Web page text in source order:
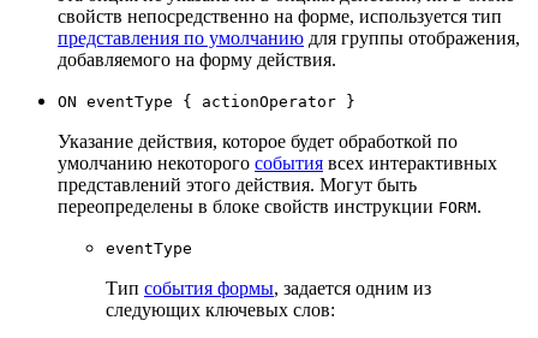
свойств непосредственно на форме, используется тип
представления по умолчанию для группы отображения,
добавляемого на форму действия.
ON eventType { actionOperator }
Указание действия, которое будет обработкой по
умолчанию некоторого события всех интерактивных
представлений этого действия. Могут быть
переопределены в блоке свойств инструкции FORM.
eventType
Тип события формы, задается одним из
следующих ключевых слов: